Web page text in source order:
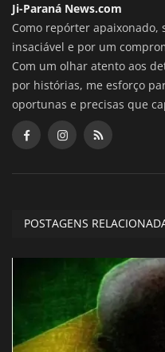
Ji-Paraná News.com
Como repórter
insaciável e por um
Com um olhar atento aos
por histórias, me esforço
oportunas e precisas que
POSTAGENS